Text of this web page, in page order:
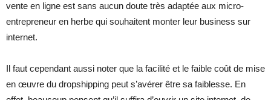
vente en ligne est sans aucun doute très adaptée aux micro-
entrepreneur en herbe qui souhaitent monter leur business sur
internet.
Il faut cependant aussi noter que la facilité et le faible coût de mise
en œuvre du dropshipping peut s’avérer être sa faiblesse. En